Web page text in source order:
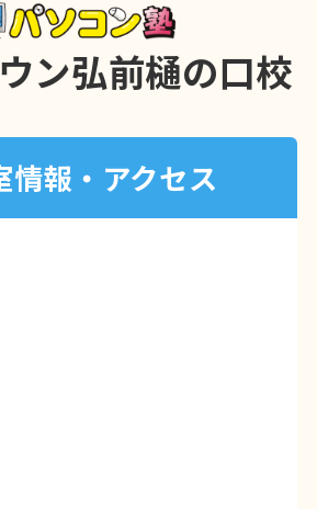
も強いスキルに
学べるので
ランクがあっても安心
ン弘前樋の口校
情報・アクセス